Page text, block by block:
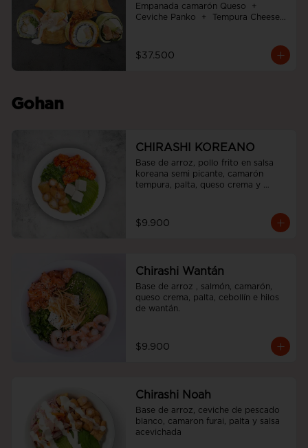
Empanada camarón Queso  +
Ceviche Panko  +  Tempura Cheese
$37.500
Gohan
CHIRASHI KOREANO
Base de arroz, pollo frito en salsa
koreana semi picante, camarón
tempura, palta, queso crema y
$9.900
Chirashi Wantán
Base de arroz , salmón, camarón,
queso crema, palta, cebollín e hilos
de wantán.
$9.900
Chirashi Noah
Base de arroz, ceviche de pescado
blanco, camaron furai, palta y salsa
acevichada